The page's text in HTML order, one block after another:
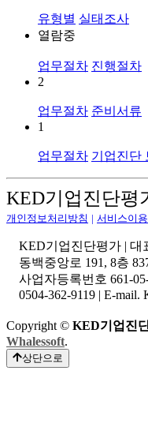
유형별 실태조사
열람중
업무절차 진행절차
2
업무절차 준비서류
1
업무절차 기업진단
KED기업진단평
개인정보처리방침 | 서비스이
KED기업진단평가 | 대
동백중앙로 191, 8층
사업자등록번호 661-
0504-362-9119 | E-mail.
Copyright © KED기업진
Whalessoft.
상단으로